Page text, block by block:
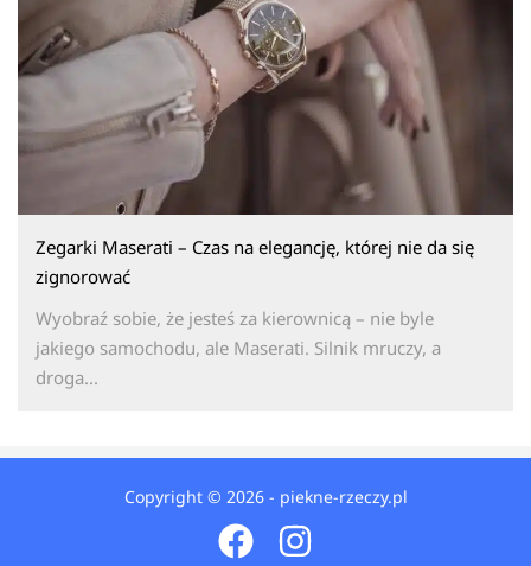
Zegarki Maserati – Czas na elegancję, której nie da się
zignorować
Wyobraź sobie, że jesteś za kierownicą – nie byle
jakiego samochodu, ale Maserati. Silnik mruczy, a
droga...
Copyright © 2026 - piekne-rzeczy.pl